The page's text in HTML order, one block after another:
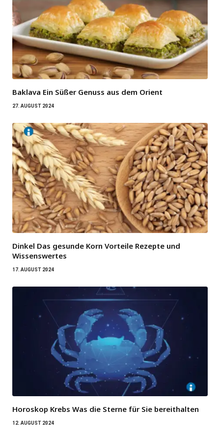
Baklava Ein Süßer Genuss aus dem Orient
27. AUGUST 2024
Dinkel Das gesunde Korn Vorteile Rezepte und
Wissenswertes
17. AUGUST 2024
Horoskop Krebs Was die Sterne für Sie bereithalten
12. AUGUST 2024